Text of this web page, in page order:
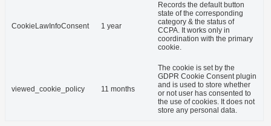
CookieLawInfoConsent 1 year
Records the default button
state of the corresponding
category & the status of
CCPA. It works only in
coordination with the primary
cookie.
viewed_cookie_policy 11 months
The cookie is set by the
GDPR Cookie Consent plugin
and is used to store whether
or not user has consented to
the use of cookies. It does not
store any personal data.